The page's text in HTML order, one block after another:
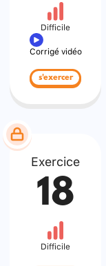
Difficile
Corrigé vidéo
s'exercer
Exercice
18
Difficile